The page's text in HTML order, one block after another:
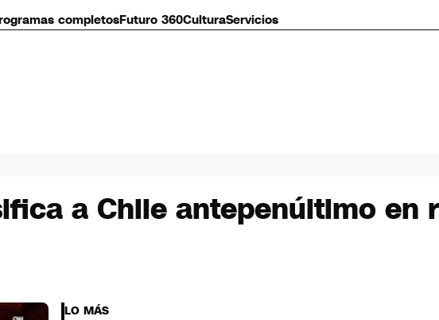
completosFuturo 360CulturaServicios
a Chile antepenúltimo en
LO MÁS